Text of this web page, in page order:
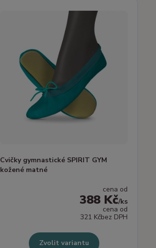
Cvičky gymnastické SPIRIT GYM
kožené matné
cena od
388 Kč/ks
cena od
321 Kčbez DPH
Zvolit variantu